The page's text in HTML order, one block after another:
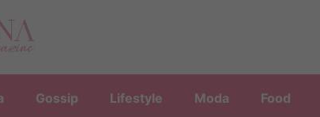
Gossip Lifestyle Moda Food